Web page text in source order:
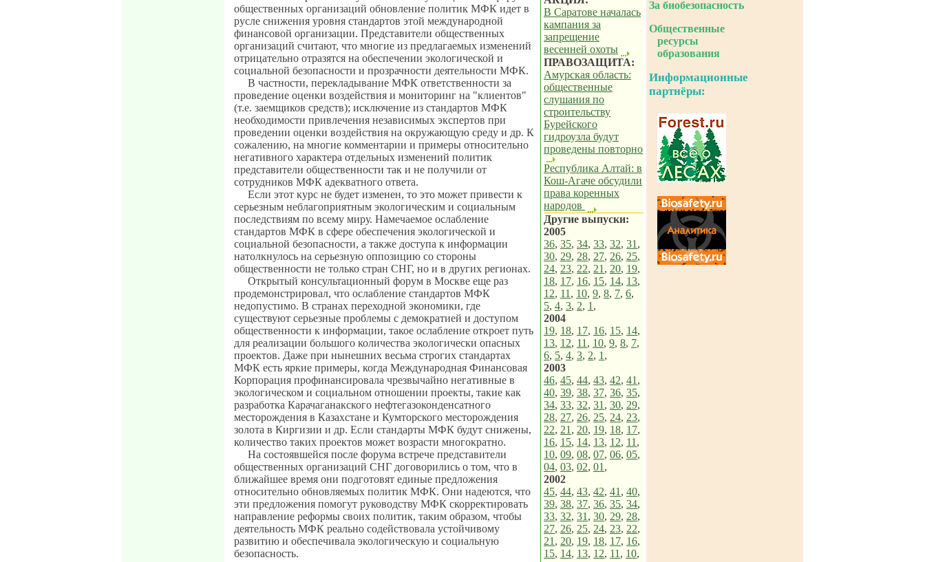
В Саратове началась
кампания за
запрещение
весенней охоты
ПРАВОЗАЩИТА:
Амурская область:
общественные
слушания по
строительству
Бурейского
гидроузла будут
проведены повторно
Республика Алтай: в
Кош-Агаче обсудили
права коренных
народов
Другие выпуски:
2005
36, 35, 34, 33, 32, 31 ,
30, 29, 28, 27, 26, 25,
24, 23, 22, 21 , 20, 19,
18, 17, 16, 15, 14, 13,
12, 11 , 10, 9, 8, 7, 6,
5, 4, 3, 2, 1 ,
2004
19, 18, 17, 16, 15, 14,
13, 12, 11 , 10, 9, 8, 7,
6, 5, 4, 3, 2, 1 ,
2003
46, 45, 44, 43, 42, 41 ,
40, 39, 38, 37, 36, 35,
34, 33, 32, 31 , 30, 29,
28, 27, 26, 25, 24, 23,
22, 21 , 20, 19, 18, 17,
16, 15, 14, 13, 12, 11 ,
10, 09, 08, 07, 06, 05,
04, 03, 02, 01 ,
2002
45, 44, 43, 42, 41 , 40,
39, 38, 37, 36, 35, 34,
33, 32, 31 , 30, 29, 28,
27, 26, 25, 24, 23, 22,
21 , 20, 19, 18, 17, 16,
15, 14, 13, 12, 11 , 10,
общественных организаций обновление политик МФК идет в
русле снижения уровня стандартов этой международной
финансовой организации. Представители общественных
организаций считают, что многие из предлагаемых изменений
отрицательно отразятся на обеспечении экологической и
социальной безопасности и прозрачности деятельности МФК.
В частности, перекладывание МФК ответственности за
проведение оценки воздействия и мониторинг на "клиентов"
(т.е. заемщиков средств); исключение из стандартов МФК
необходимости привлечения независимых экспертов при
проведении оценки воздействия на окружающую среду и др. К
сожалению, на многие комментарии и примеры относительно
негативного характера отдельных изменений политик
представители общественности так и не получили от
сотрудников МФК адекватного ответа.
Если этот курс не будет изменен, то это может привести к
серьезным неблагоприятным экологическим и социальным
последствиям по всему миру. Намечаемое ослабление
стандартов МФК в сфере обеспечения экологической и
социальной безопасности, а также доступа к информации
натолкнулось на серьезную оппозицию со стороны
общественности не только стран СНГ, но и в других регионах.
Открытый консультационный форум в Москве еще раз
продемонстрировал, что ослабление стандартов МФК
недопустимо. В странах переходной экономики, где
существуют серьезные проблемы с демократией и доступом
общественности к информации, такое ослабление откроет путь
для реализации большого количества экологически опасных
проектов. Даже при нынешних весьма строгих стандартах
МФК есть яркие примеры, когда Международная Финансовая
Корпорация профинансировала чрезвычайно негативные в
экологическом и социальном отношении проекты, такие как
разработка Карачаганакского нефтегазоконденсатного
месторождения в Казахстане и Кумторского месторождения
золота в Киргизии и др. Если стандарты МФК будут снижены,
количество таких проектов может возрасти многократно.
На состоявшейся после форума встрече представители
общественных организаций СНГ договорились о том, что в
ближайшее время они подготовят единые предложения
относительно обновляемых политик МФК. Они надеются, что
эти предложения помогут руководству МФК скорректировать
направление реформы своих политик, таким образом, чтобы
деятельность МФК реально содействовала устойчивому
развитию и обеспечивала экологическую и социальную
безопасность.
За биобезопасность
Общественные
ресурсы
образования
Информационные
партнёры: